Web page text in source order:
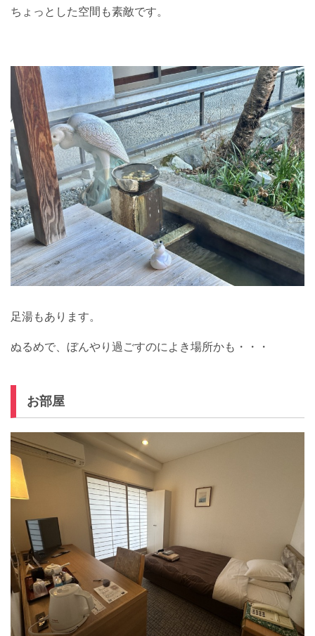
ちょっとした空間も素敵です。
足湯もあります。
ぬるめで、ぼんやり過ごすのによき場所かも・・・
お部屋